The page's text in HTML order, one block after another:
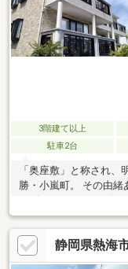
3階建て以上
駐車2台
「奥座敷」と称され、
勝・小嵐町。 その由緒
かな高台でありながら
校、各種医療機関が揃
施設「マリンスパ熱海
気軽にリゾートの恩恵
静岡県熱海